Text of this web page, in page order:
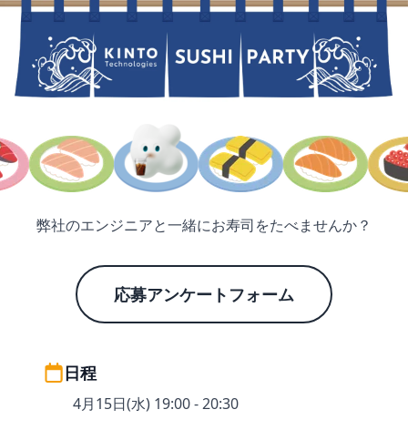
本文へスキップ / Skip to main content
弊社のエンジニアと一緒にお寿司をたべませんか？
応募アンケートフォーム
日程
4月15日(水) 19:00 - 20:30